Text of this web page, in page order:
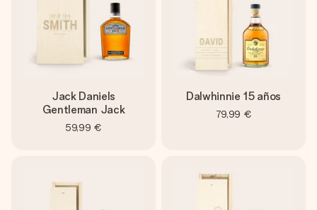
Jack Daniels
Gentleman Jack
59,99 €
Dalwhinnie 15 años
79,99 €